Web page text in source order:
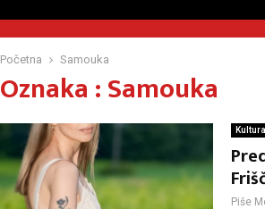
Početna Samouka
Oznaka : Samouka
Piše